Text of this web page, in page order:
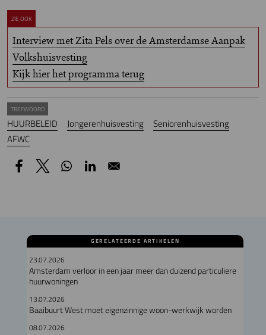
ZIE OOK
Interview met Zita Pels over de Amsterdamse Aanpak
Volkshuisvesting
Kijk hier het programma terug
TREFWOORD
HUURBELEID Jongerenhuisvesting
Seniorenhuisvesting
AFWC
GERELATEERDE ARTIKELEN
23.07.2026
Amsterdam verloor in een jaar meer dan duizend particuliere
huurwoningen
13.07.2026
Baaibuurt West moet eigenzinnige woon-werkwijk worden
08.07.2026